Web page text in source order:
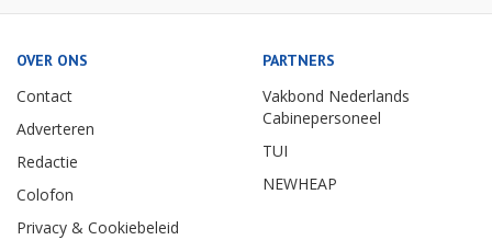
OVER ONS
Contact
Adverteren
Redactie
Colofon
Privacy & Cookiebeleid
PARTNERS
Vakbond Nederlands
Cabinepersoneel
TUI
NEWHEAP